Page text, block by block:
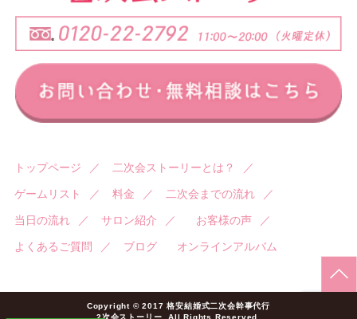
トップページ ／ 二次会ストーリーとは？ ／
ゲームリスト ／ 料金 ／ 二次会までの流れ ／
当日の流れ ／ サロン紹介 ／ お客様の声 ／
よくあるご質問 ／ ブログ オンラインアルバム
Copyright © 2017 格安結婚式二次会幹事代行